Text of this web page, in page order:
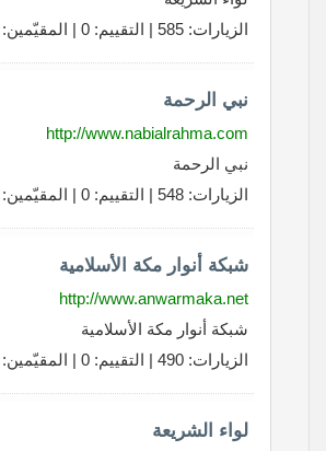
الزيارات: 585 | التقييم: 0 | المقيّمين: 0
نبي الرحمة
http://www.nabialrahma.com
نبي الرحمة
الزيارات: 548 | التقييم: 0 | المقيّمين: 0
شبكة أنوار مكة الأسلامية
http://www.anwarmaka.net
شبكة أنوار مكة الأسلامية
الزيارات: 490 | التقييم: 0 | المقيّمين: 0
لواء الشريعة